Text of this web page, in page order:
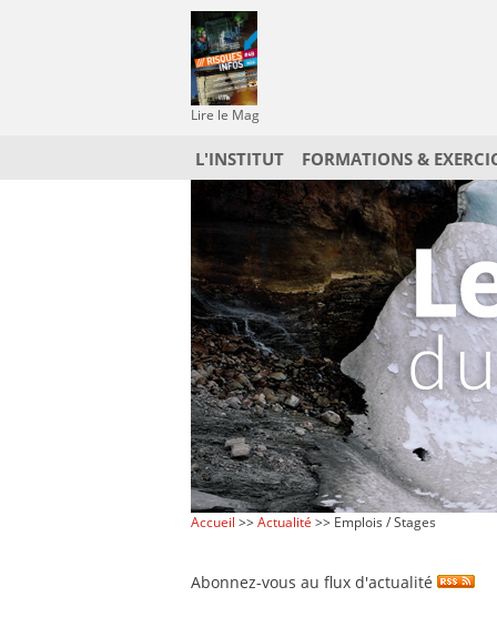
Lire le Mag
L'INSTITUT FORMATIONS &
Accueil >>Actualité >> Emplois / Stages
Abonnez-vous au flux d'actualité